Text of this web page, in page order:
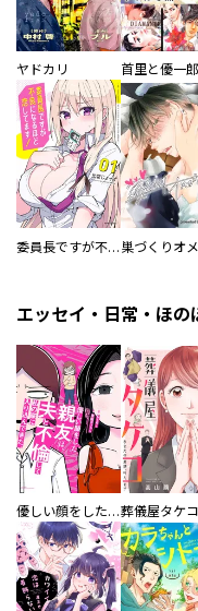
ヤドカリ 首里と優一郎
委員長ですが不良になるほど恋してます！
エッセイ・日常・ほの
優しい顔をした親友は、夫と不倫して私の家に入り込んできた。